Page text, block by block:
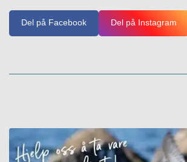
Del på Facebook Del på Instagram